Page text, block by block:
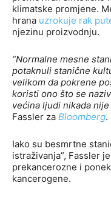
klimatske promjene.
hrana uzrokuje rak
njezinu proizvodnju.
“Normalne mesne
potaknuli stanične
velikom da pokrene
koristi ono što se
većina ljudi nikada
Fassler za Bloomberg.
Iako su besmrtne
istraživanja”, Fassler
prekancerozne i
kancerogene.